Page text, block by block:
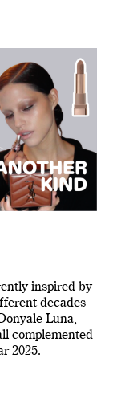
inspired by
decades
Luna,
complemented
2025.